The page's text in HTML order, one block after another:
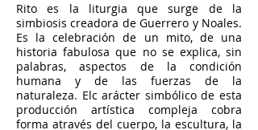
Rito es la liturgia que surge de la
simbiosis creadora de Guerrero y Noales.
Es la celebración de un mito, de una
historia fabulosa que no se explica, sin
palabras, aspectos de la condición
humana y de las fuerzas de la
naturaleza. Elc arácter simbólico de esta
producción artística compleja cobra
forma através del cuerpo, la escultura, la